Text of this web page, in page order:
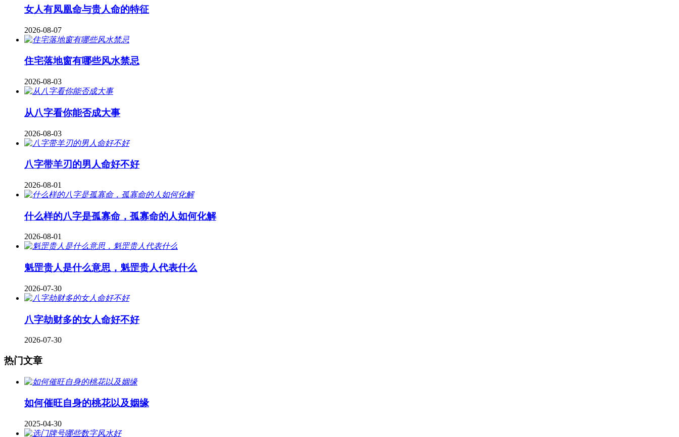
女人有凤凰命与贵人命的特征
2026-08-07
住宅落地窗有哪些风水禁忌
2026-08-03
从八字看你能否成大事
2026-08-03
八字带羊刃的男人命好不好
2026-08-01
什么样的八字是孤寡命，孤寡命的人如何化解
2026-08-01
魁罡贵人是什么意思，魁罡贵人代表什么
2026-07-30
八字劫财多的女人命好不好
2026-07-30
热门文章
如何催旺自身的桃花以及姻缘
2025-04-30